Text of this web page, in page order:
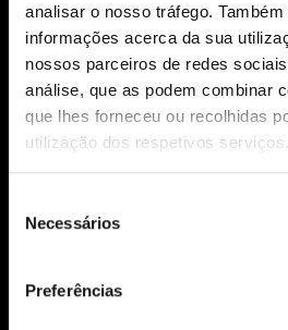
analisar o nosso tráfego.
informações acerca da sua
nossos parceiros de redes
análise, que as podem combinar
que lhes forneceu ou recolhidas
utilização dos respetivos serviços.
Necessários
Preferências
Ajuda, Termos e Condições
© 2026 Penguin Random
Unipessoal Lda.
Todos os direitos reservados.
Desenvolvido por Make It
Sobre nós
Bolsas Literárias